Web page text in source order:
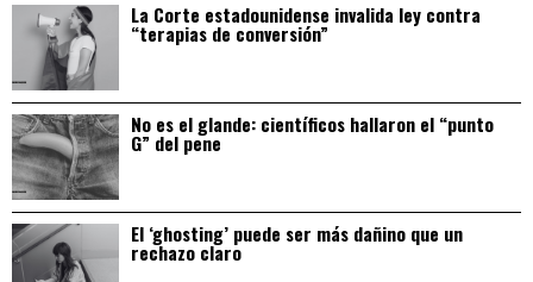
La Corte estadounidense invalida ley contra
“terapias de conversión”
No es el glande: científicos hallaron el “punto
G” del pene
El ‘ghosting’ puede ser más dañino que un
rechazo claro